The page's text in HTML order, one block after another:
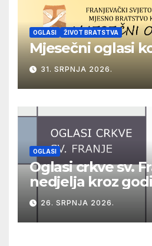
OGLASI ŽIVOT BRATSTVA
Mjesečni oglasi
31. SRPNJA 2026.
OGLASI
Oglasi crkve sv.
nedjelja kroz
26. SRPNJA 2026.